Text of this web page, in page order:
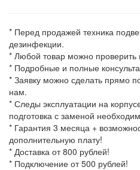
* Перед продажей техника
дезинфекции.
* Любой товар можно проверить
* Подробные и полные
* Заявку можно сделать прямо
нам.
* Следы эксплуатации на
подготовка с заменой
* Гарантия 3 месяца +
дополнительную плату!
* Доставка от 800 рублей!
* Подключение от 500 рублей!